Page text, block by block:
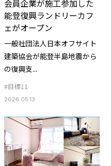
会員企業が施工参加した
能登復興ランドリーカフ
ェがオープン
一般社団法人日本オフサイト
建築協会が能登半島地震から
の復興支...
#目標11
2026.05.13